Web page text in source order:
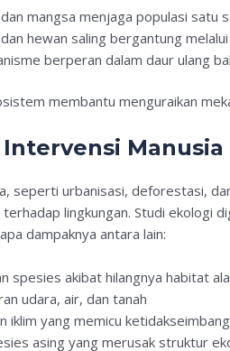
mangsa menjaga populasi satu
hewan saling bergantung
berperan dalam daur ulang
membantu menguraikan
seperti urbanisasi, deforestasi,
lingkungan. Studi ekologi
dampaknya antara lain:
spesies akibat hilangnya habitat
udara, air, dan tanah
iklim yang memicu
asing yang merusak struktur